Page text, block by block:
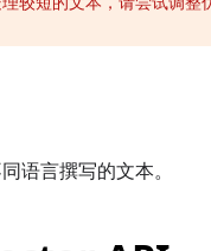
语言撰写的文本。